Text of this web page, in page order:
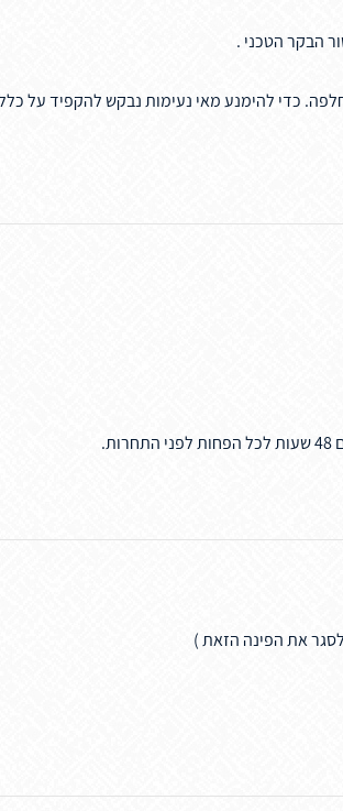
הבקר הטכני .
כדי להימנע מאי נעימות נבקש להקפיד על
לסגר את הפינה הזאת )